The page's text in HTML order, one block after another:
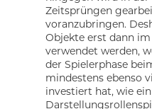
Zeitsprüngen
voranzubringen.
Objekte erst dann
verwendet werden,
der Spielerphase
mindestens ebenso
investiert hat, wie